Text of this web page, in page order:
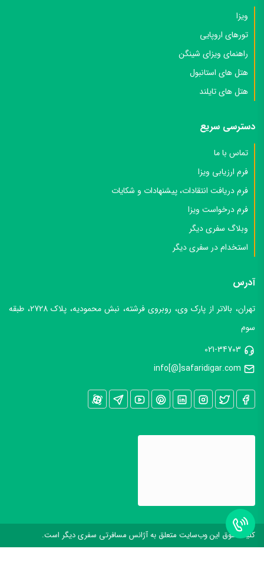
ویزا
تورهای اروپایی
راهنمای ویزای شینگن
هتل های استانبول
هتل های تایلند
دسترسی سریع
تماس با ما
فرم ارزیابی ویزا
فرم دریافت انتقادات، پیشنهادات و شکایات
فرم درخواست ویزا
وبلاگ سفری دیگر
استخدام در سفری دیگر
آدرس
تهران، بالاتر از پارک وی، روبروی فرشته، نبش محمودیه، پلاک 2728، طبقه
سوم
021-34703
info[@]safaridigar.com
کليه حقوق اين وب‌سايت متعلق به آژانس مسافرتی سفری دیگر است.